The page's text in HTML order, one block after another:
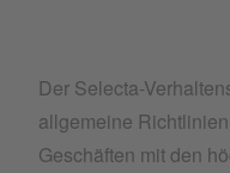
Der Selecta-
allgemeine
Geschäften mit den